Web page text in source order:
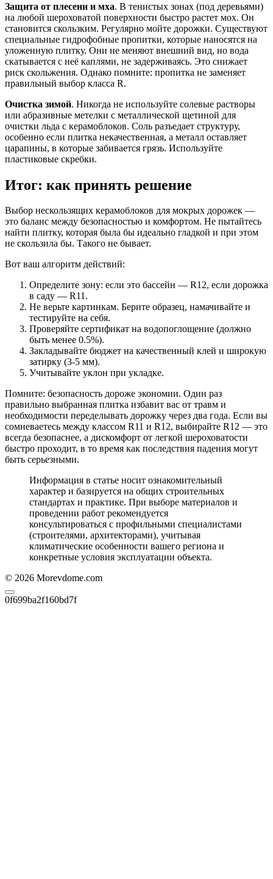
Защита от плесени и мха. В тенистых зонах (под деревьями)
на любой шероховатой поверхности быстро растет мох. Он
становится скользким. Регулярно мойте дорожки. Существуют
специальные гидрофобные пропитки, которые наносятся на
уложенную плитку. Они не меняют внешний вид, но вода
скатывается с неё каплями, не задерживаясь. Это снижает
риск скольжения. Однако помните: пропитка не заменяет
правильный выбор класса R.
Очистка зимой. Никогда не используйте солевые растворы
или абразивные метелки с металлической щетиной для
очистки льда с керамоблоков. Соль разъедает структуру,
особенно если плитка некачественная, а металл оставляет
царапины, в которые забивается грязь. Используйте
пластиковые скребки.
Итог: как принять решение
Выбор нескользящих керамоблоков для мокрых дорожек —
это баланс между безопасностью и комфортом. Не пытайтесь
найти плитку, которая была бы идеально гладкой и при этом
не скользила бы. Такого не бывает.
Вот ваш алгоритм действий:
Определите зону: если это бассейн — R12, если дорожка
в саду — R11.
Не верьте картинкам. Берите образец, намачивайте и
тестируйте на себя.
Проверяйте сертификат на водопоглощение (должно
быть менее 0.5%).
Закладывайте бюджет на качественный клей и широкую
затирку (3-5 мм).
Учитывайте уклон при укладке.
Помните: безопасность дороже экономии. Один раз
правильно выбранная плитка избавит вас от травм и
необходимости переделывать дорожку через два года. Если вы
сомневаетесь между классом R11 и R12, выбирайте R12 — это
всегда безопаснее, а дискомфорт от легкой шероховатости
быстро проходит, в то время как последствия падения могут
быть серьезными.
Информация в статье носит ознакомительный
характер и базируется на общих строительных
стандартах и практике. При выборе материалов и
проведении работ рекомендуется
консультироваться с профильными специалистами
(строителями, архитекторами), учитывая
климатические особенности вашего региона и
конкретные условия эксплуатации объекта.
© 2026 Morevdome.com
0f699ba2f160bd7f